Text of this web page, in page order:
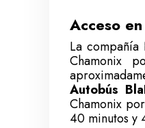
Acceso
Lacompañía
Chamonix
Autobús
Chamonix
40 minutos y